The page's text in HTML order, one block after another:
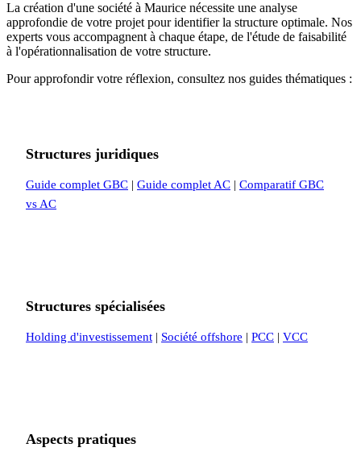
La création d'une société à Maurice nécessite une analyse
approfondie de votre projet pour identifier la structure optimale. Nos
experts vous accompagnent à chaque étape, de l'étude de faisabilité
à l'opérationnalisation de votre structure.
Pour approfondir votre réflexion, consultez nos guides thématiques :
Structures juridiques
Guide complet GBC | Guide complet AC | Comparatif GBC
vs AC
Structures spécialisées
Holding d'investissement | Société offshore | PCC | VCC
Aspects pratiques